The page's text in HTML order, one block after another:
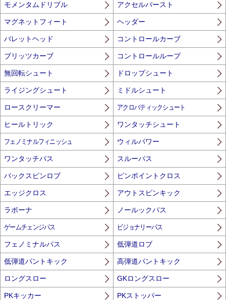
モメンタムドリブル アクセルバースト
マグネットフィート ヘッダー
バレットヘッド コントロールカーブ
ブリッツカーブ コントロールループ
無回転シュート ドロップシュート
ライジングシュート ミドルシュート
ロースクリーマー アクロバティックシュート
ヒールトリック ワンタッチシュート
フェノミナルフィニッシュ ウィルパワー
ワンタッチパス スルーパス
バックスピンロブ ピンポイントクロス
エッジクロス アウトスピンキック
ラボーナ ノールックパス
ゲームチェンジパス ビジョナリーパス
フェノミナルパス 低弾道ロブ
低弾道パントキック 高弾道パントキック
ロングスロー GKロングスロー
PKキッカー PKストッパー